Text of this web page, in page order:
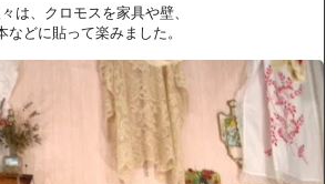
々は、クロモスを家具や壁、
などに貼って楽みました。